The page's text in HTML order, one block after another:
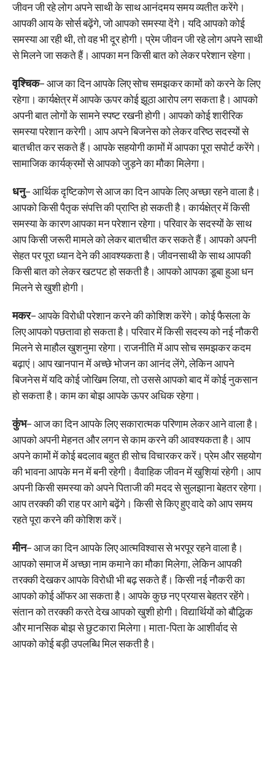
जीवन जी रहे लोग अपने साथी के साथ आनंदमय समय व्यतीत करेंगे।
आपकी आय के सोर्स बढ़ेंगे, जो आपको समस्या देंगे। यदि आपको कोई
समस्या आ रही थी, तो वह भी दूर होगी। प्रेम जीवन जी रहे लोग अपने साथी
से मिलने जा सकते हैं। आपका मन किसी बात को लेकर परेशान रहेगा।
वृश्चिक– आज का दिन आपके लिए सोच समझकर कामों को करने के लिए
रहेगा। कार्यक्षेत्र में आपके ऊपर कोई झूठा आरोप लग सकता है। आपको
अपनी बात लोगों के सामने स्पष्ट रखनी होगी। आपको कोई शारीरिक
समस्या परेशान करेगी। आप अपने बिजनेस को लेकर वरिष्ठ सदस्यों से
बातचीत कर सकते हैं। आपके सहयोगी कामों में आपका पूरा सपोर्ट करेंगे।
सामाजिक कार्यक्रमों से आपको जुड़ने का मौका मिलेगा।
धनु– आर्थिक दृष्टिकोण से आज का दिन आपके लिए अच्छा रहने वाला है।
आपको किसी पैतृक संपत्ति की प्राप्ति हो सकती है। कार्यक्षेत्र में किसी
समस्या के कारण आपका मन परेशान रहेगा। परिवार के सदस्यों के साथ
आप किसी जरूरी मामले को लेकर बातचीत कर सकते हैं। आपको अपनी
सेहत पर पूरा ध्यान देने की आवश्यकता है। जीवनसाथी के साथ आपकी
किसी बात को लेकर खटपट हो सकती है। आपको आपका डूबा हुआ धन
मिलने से खुशी होगी।
मकर– आपके विरोधी परेशान करने की कोशिश करेंगे। कोई फैसला के
लिए आपको पछतावा हो सकता है। परिवार में किसी सदस्य को नई नौकरी
मिलने से माहौल खुशनुमा रहेगा। राजनीति में आप सोच समझकर कदम
बढ़ाएं। आप खानपान में अच्छे भोजन का आनंद लेंगे, लेकिन आपने
बिजनेस में यदि कोई जोखिम लिया, तो उससे आपको बाद में कोई नुकसान
हो सकता है। काम का बोझ आपके ऊपर अधिक रहेगा।
कुंभ– आज का दिन आपके लिए सकारात्मक परिणाम लेकर आने वाला है।
आपको अपनी मेहनत और लगन से काम करने की आवश्यकता है। आप
अपने कामों में कोई बदलाव बहुत ही सोच विचारकर करें। प्रेम और सहयोग
की भावना आपके मन में बनी रहेगी। वैवाहिक जीवन में खुशियां रहेगी। आप
अपनी किसी समस्या को अपने पिताजी की मदद से सुलझाना बेहतर रहेगा।
आप तरक्की की राह पर आगे बढ़ेंगे। किसी से किए हुए वादे को आप समय
रहते पूरा करने की कोशिश करें।
मीन– आज का दिन आपके लिए आत्मविश्वास से भरपूर रहने वाला है।
आपको समाज में अच्छा नाम कमाने का मौका मिलेगा, लेकिन आपकी
तरक्की देखकर आपके विरोधी भी बढ़ सकते हैं। किसी नई नौकरी का
आपको कोई ऑफर आ सकता है। आपके कुछ नए प्रयास बेहतर रहेंगे।
संतान को तरक्की करते देख आपको खुशी होगी। विद्यार्थियों को बौद्धिक
और मानसिक बोझ से छुटकारा मिलेगा। माता-पिता के आशीर्वाद से
आपको कोई बड़ी उपलब्धि मिल सकती है।